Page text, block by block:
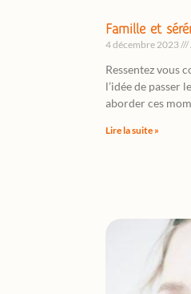
Famille et
4 décembre 2023
Ressentez vous
l’idée de passer
aborder ces
Lire la suite »